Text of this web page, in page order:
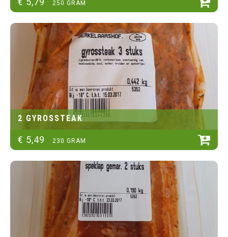
250 GRAM
2 GYROSSTEAK
€ 5,49 230 GRAM